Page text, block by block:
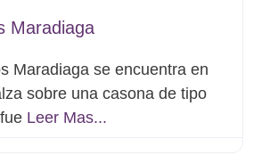
Maradiaga
Maradiaga se encuentra en
sobre una casona de tipo
Leer Mas...